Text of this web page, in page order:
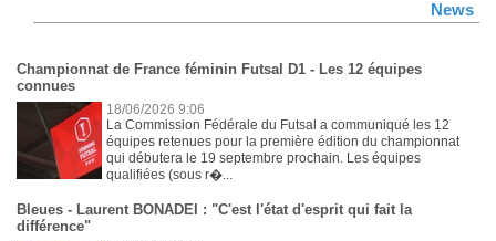
News
Championnat de France féminin Futsal D1 - Les 12 équipes
connues
18/06/2026 9:06
La Commission Fédérale du Futsal a communiqué les 12
équipes retenues pour la première édition du championnat
qui débutera le 19 septembre prochain. Les équipes
qualifiées (sous r�...
Bleues - Laurent BONADEI : "C'est l'état d'esprit qui fait la
différence"